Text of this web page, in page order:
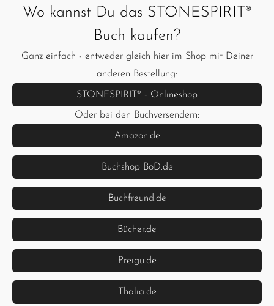
Wo kannst Du das STONESPIRIT®
Buch kaufen?
Ganz einfach - entweder gleich hier im Shop mit Deiner
anderen Bestellung:
STONESPIRIT® - Onlineshop
Oder bei den Buchversendern:
Amazon.de
Buchshop BoD.de
Buchfreund.de
Bücher.de
Preigu.de
Thalia.de